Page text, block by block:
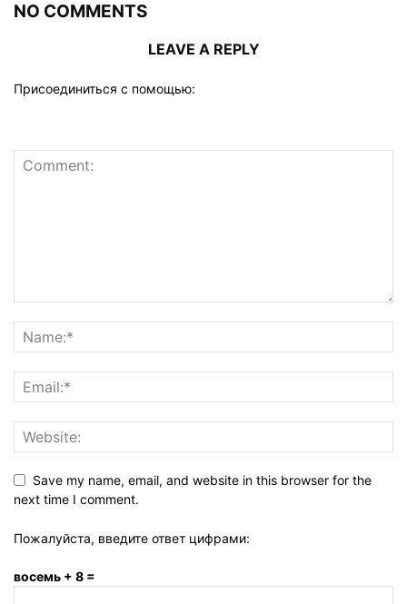
NO COMMENTS
LEAVE A REPLY
Присоединиться с помощью:
Save my name, email, and website in this browser for the
next time I comment.
Пожалуйста, введите ответ цифрами:
восемь + 8 =